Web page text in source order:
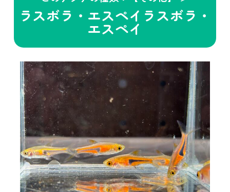
ラスボラ・エスペイラスボラ・
エスペイ